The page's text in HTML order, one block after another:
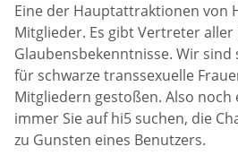
Eine der Hauptattraktionen von
Mitglieder. Es gibt Vertreter aller
Glaubensbekenntnisse. Wir sind
für schwarze transsexuelle
Mitgliedern gestoßen. Also noch
immer Sie auf hi5 suchen, die
zu Gunsten eines Benutzers.